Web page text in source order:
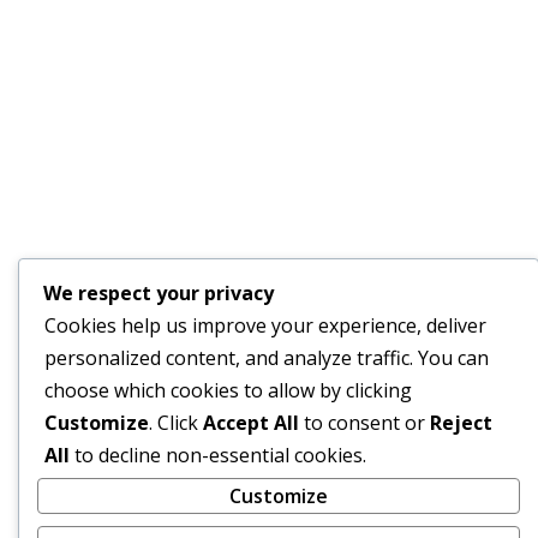
We respect your privacy
Cookies help us improve your experience, deliver
personalized content, and analyze traffic. You can
choose which cookies to allow by clicking
Customize. ClickAccept All to consent or Reject
All to decline non-essential cookies.
Customize